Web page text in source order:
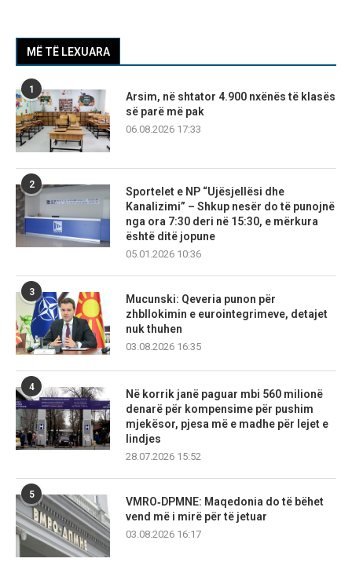
MË TË LEXUARA
1
Arsim, në shtator 4.900 nxënës të klasës
së parë më pak
06.08.2026 17:33
2
Sportelet e NP “Ujësjellësi dhe
Kanalizimi” – Shkup nesër do të punojnë
nga ora 7:30 deri në 15:30, e mërkura
është ditë jopune
05.01.2026 10:36
3
Mucunski: Qeveria punon për
zhbllokimin e eurointegrimeve, detajet
nuk thuhen
03.08.2026 16:35
4
Në korrik janë paguar mbi 560 milionë
denarë për kompensime për pushim
mjekësor, pjesa më e madhe për lejet e
lindjes
28.07.2026 15:52
5
VMRO‑DPMNE: Maqedonia do të bëhet
vend më i mirë për të jetuar
03.08.2026 16:17